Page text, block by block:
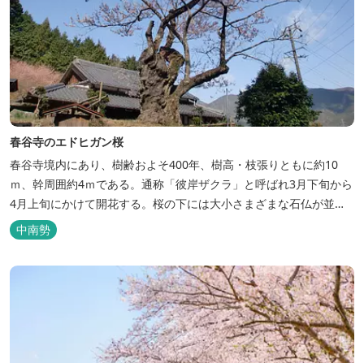
春谷寺のエドヒガン桜
春谷寺境内にあり、樹齢およそ400年、樹高・枝張りともに約10
ｍ、幹周囲約4ｍである。通称「彼岸ザクラ」と呼ばれ3月下旬から
4月上旬にかけて開花する。桜の下には大小さまざまな石仏が並ん
でいる。最近はライトアップされるようになった。市指定天然記念
物。 松阪の観光情報は、松阪観光インフォメーションサイト
中南勢